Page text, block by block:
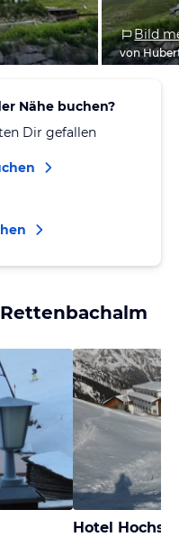
Bild
von
Nähe buchen?
Dir gefallen
Hotel